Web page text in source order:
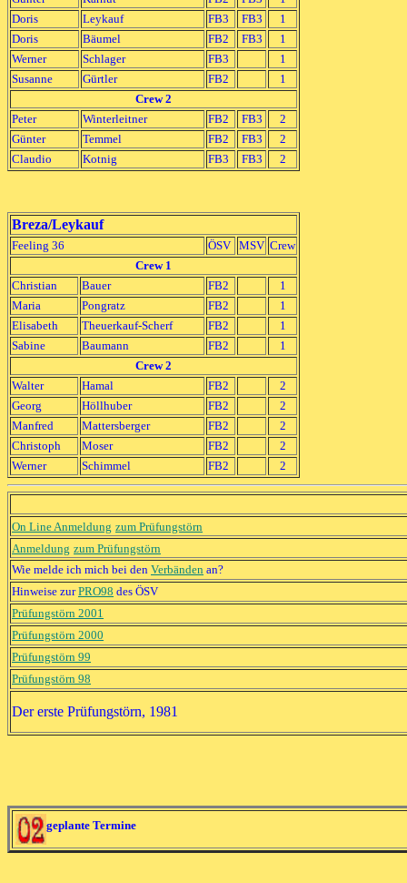
Doris
Leykauf FB3 FB3
1
Doris
Bäumel FB2 FB3
1
Werner
Schlager FB3
1
Susanne
Gürtler FB2
1
Crew 2
Peter
Winterleitner FB2 FB3
2
Günter
Temmel FB2 FB3
2
Claudio
Kotnig FB3 FB3 2
Breza/Leykauf
Feeling 36 ÖSV MSV Crew
Crew 1
Christian
Bauer FB2
1
Maria
Pongratz FB2
1
Elisabeth
Theuerkauf-Scherf FB2
1
Sabine
Baumann FB2
1
Crew 2
Walter
Hamal FB2
2
Georg
Höllhuber FB2
2
Manfred
Mattersberger FB2
2
Christoph
Moser FB2
2
Werner
Schimmel FB2 2
On Line Anmeldung zum Prüfungstörn
Anmeldung zum Prüfungstörn
Wie melde ich mich bei den Verbänden an?
Hinweise zurPRO98 des ÖSV
Prüfungstörn 2001
Prüfungstörn 2000
Prüfungstörn 99
Prüfungstörn 98
Der erste Prüfungstörn, 1981
geplante Termine